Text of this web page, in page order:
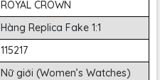
ROYAL CROWN
Hàng Replica Fake 1:1
115217
Nữ giới (Women’s Watches)